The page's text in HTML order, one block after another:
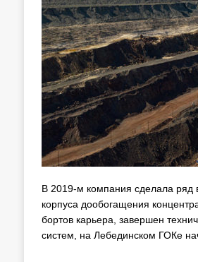
В 2019-м компания сделала ряд
корпуса дообогащения
бортов карьера, завершен
систем, на Лебединском ГОКе